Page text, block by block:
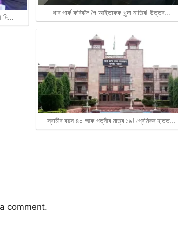
দি…
থাৰ পাৰ্ক কৰিবলৈ গৈ আইতাকক খুন্দা নাতিৰ! উত্তৰ…
স্বামীৰ বয়স ৪০ আৰু পত্নীৰ মাত্ৰ ১৯! প্ৰেমিকৰ হাতত…
comment.